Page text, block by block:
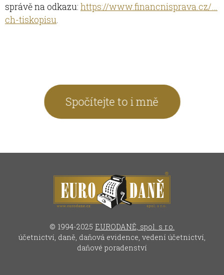
správě na odkazu: https://www.financnisprava.cz/…
ch-tiskopisu.
Spočítejte to i mně
© 1994-2025 EURODANĚ, spol. s r.o.
účetnictví, daně, daňová evidence, vedení účetnictví,
daňové poradenství